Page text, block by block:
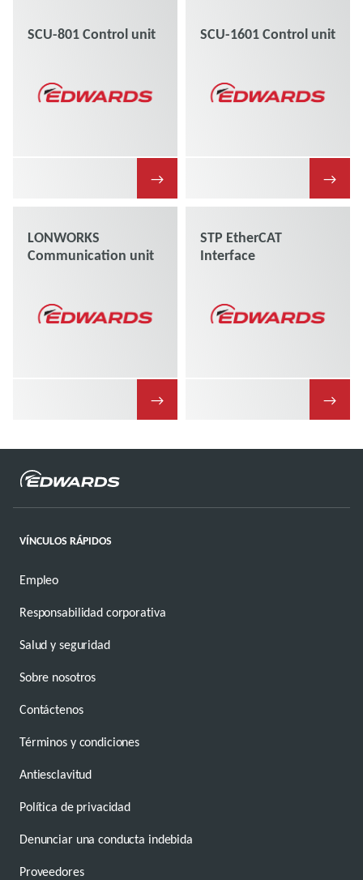
SCU-801 Control unit
→
SCU-1601 Control unit
→
LONWORKS
Communication unit
→
STP EtherCAT
Interface
→
VÍNCULOS RÁPIDOS
Empleo
Responsabilidad corporativa
Salud y seguridad
Sobre nosotros
Contáctenos
Términos y condiciones
Antiesclavitud
Política de privacidad
Denunciar una conducta indebida
Proveedores